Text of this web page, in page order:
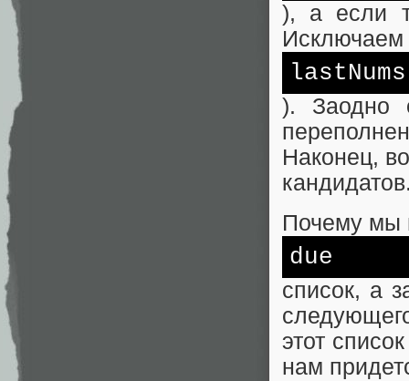
), а если
Исключаем
lastNums
). Заодно
Наконец,
Почему мы
due
список, а
этот
нам